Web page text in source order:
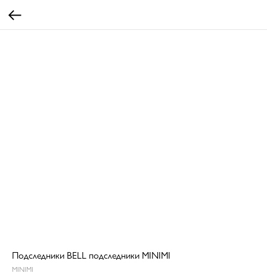
Подследники BELL подследники MINIMI
MINIMI